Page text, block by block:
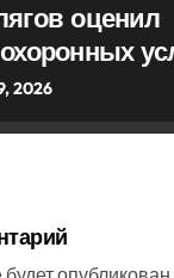
оценил
2026